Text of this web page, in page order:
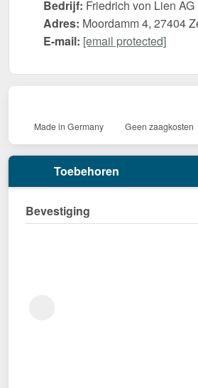
Bedrijf: Friedrich von Lien AG
Adres: Moordamm 4, 27404
E-mail: [email protected]
Made in Germany Geen zaagkosten
Toebehoren
Bevestiging